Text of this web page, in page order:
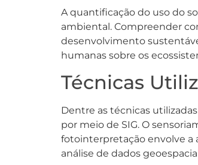
A quantificação do uso do
ambiental. Compreender
desenvolvimento
humanas sobre os
Técnicas
Dentre as técnicas
por meio de SIG. O
fotointerpretação envolve a
análise de dados